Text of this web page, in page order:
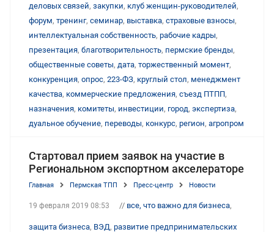
деловых связей, закупки, клуб женщин-руководителей,
форум, тренинг, семинар, выставка, страховые взносы,
интеллектуальная собственность, рабочие кадры,
презентация, благотворительность, пермские бренды,
общественные советы, дата, торжественный момент,
конкуренция, опрос, 223-ФЗ, круглый стол, менеджмент
качества, коммерческие предложения, съезд ПТПП,
назначения, комитеты, инвестиции, город, экспертиза,
дуальное обучение, переводы, конкурс, регион, агропром
Стартовал прием заявок на участие в
Региональном экспортном акселераторе
Главная Пермская ТПП Пресс-центр Новости
19 февраля 2019 08:53 // все, что важно для бизнеса,
защита бизнеса, ВЭД, развитие предпринимательских